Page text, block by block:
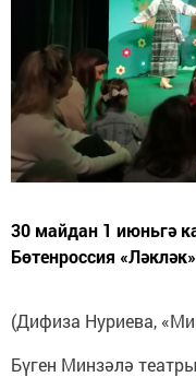
30 майдан 1 июньгә
Бөтенроссия
(Дифиза Нуриева,
Бүген Минзәлә